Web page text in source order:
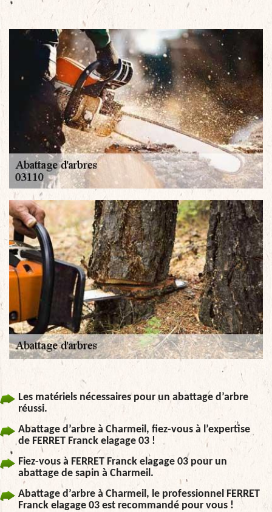
Les matériels nécessaires pour un abattage d’arbre
réussi.
Abattage d’arbre à Charmeil, fiez-vous à l’expertise
de FERRET Franck elagage 03 !
Fiez-vous à FERRET Franck elagage 03 pour un
abattage de sapin à Charmeil.
Abattage d’arbre à Charmeil, le professionnel FERRET
Franck elagage 03 est recommandé pour vous !